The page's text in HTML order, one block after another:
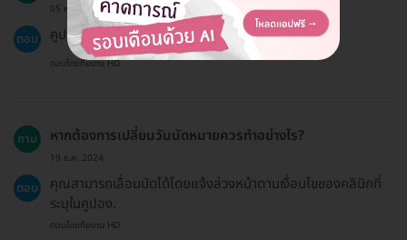
05 พ.ย. 2023
ตอบ คูปองมีอายุการใช้งาน 60 วัน นับจากวันที่ซื้อ.
ตอบโดยทีมงาน HD
ถาม หากต้องการเปลี่ยนวันนัดหมายควรทำอย่างไร?
19 ธ.ค. 2024
ตอบ
คุณสามารถเลื่อนนัดได้โดยแจ้งล่วงหน้าตามเงื่อนไขของคลินิกที่
ระบุในคูปอง.
ตอบโดยทีมงาน HD